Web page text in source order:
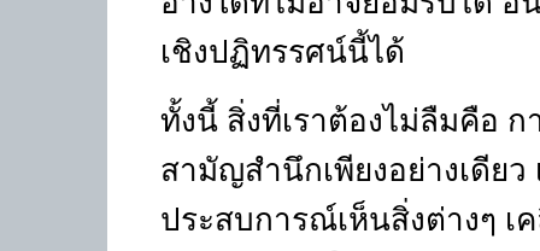
เชิงปฏิทรรศน์นี้ได้
ทั้งนี้ สิ่งที่เราต้องไม่ลืมคือ
สามัญสำนึกเพียงอย่างเดีย
ประสบการณ์เห็นสิ่งต่างๆ เ